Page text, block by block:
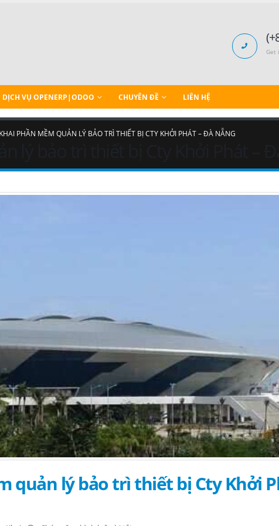
Get
DỊCH VỤ OPENERP|ODOO CHUYÊN ĐỀ LIÊN HỆ
PHẦN MỀM QUẢN LÝ BẢO TRÌ THIẾT BỊ CTY KHỞI PHÁT – ĐÀ NẴNG
quản lý bảo trì thiết bị Cty Khởi